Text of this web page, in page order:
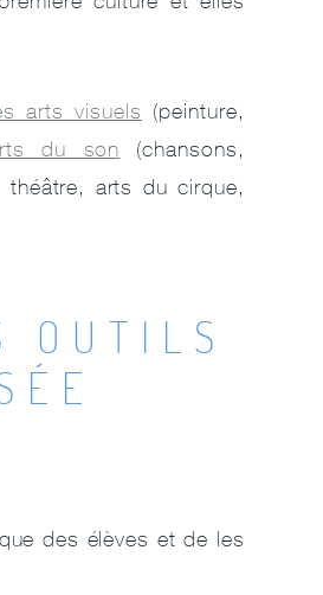
arts visuels (peinture,
du son (chansons,
théâtre, arts du cirque,
OUTILS
des élèves et de les